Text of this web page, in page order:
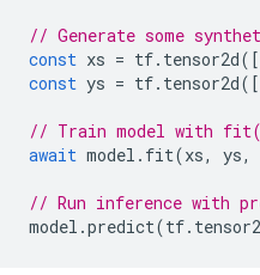
// Generate some
const xs = tf. tensor2d
const ys = tf. tensor2d
// Train model with
await model . fit(xs, ys,
// Run inference with
model .predict(tf.